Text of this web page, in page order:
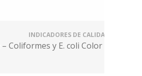
INDICADORES DE CALIDAD
Coliformes y E. coli Color Indicator